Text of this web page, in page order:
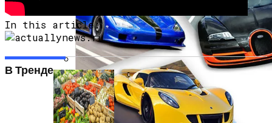
Врачи Объяснили, Почему Нельзя
Часто Пить Кофе
Симоненко Пытается Снять Запрет На
Деятельность КПУ
In this article:
В Тренде